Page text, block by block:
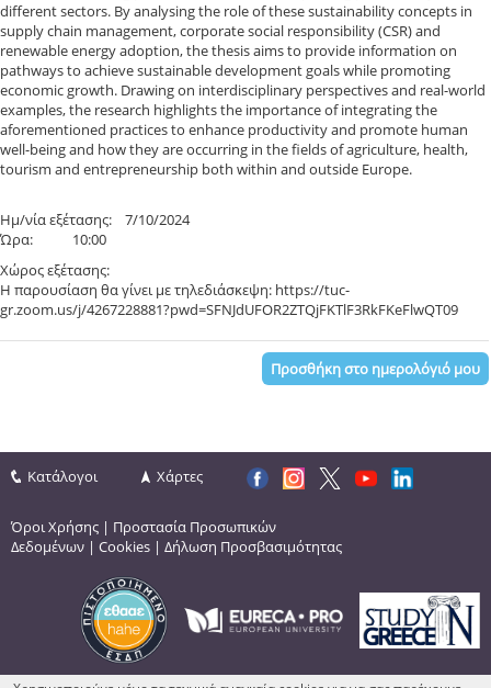
different sectors. By analysing the role of these sustainability concepts in
supply chain management, corporate social responsibility (CSR) and
renewable energy adoption, the thesis aims to provide information on
pathways to achieve sustainable development goals while promoting
economic growth. Drawing on interdisciplinary perspectives and real-world
examples, the research highlights the importance of integrating the
aforementioned practices to enhance productivity and promote human
well-being and how they are occurring in the fields of agriculture, health,
tourism and entrepreneurship both within and outside Europe.
Ημ/νία εξέτασης: 7/10/2024
Ώρα: 10:00
Χώρος εξέτασης:
Η παρουσίαση θα γίνει με τηλεδιάσκεψη: https://tuc-
gr.zoom.us/j/4267228881?pwd=SFNJdUFOR2ZTQjFKTlF3RkFKeFlwQT09
Προσθήκη στο ημερολόγιό μου
Κατάλογοι Χάρτες
Όροι Χρήσης | Προστασία Προσωπικών
Δεδομένων | Cookies | Δήλωση Προσβασιμότητας